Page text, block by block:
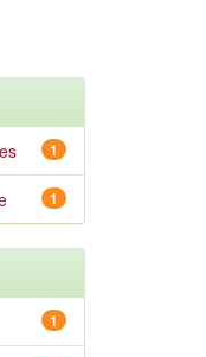
1
1
1